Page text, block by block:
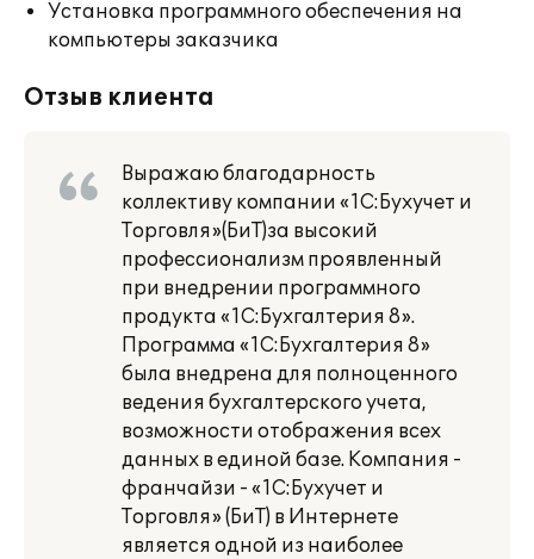
Установка программного обеспечения на
компьютеры заказчика
Отзыв клиента
Выражаю благодарность
коллективу компании «1С:Бухучет и
Торговля»(БиТ)за высокий
профессионализм проявленный
при внедрении программного
продукта «1С:Бухгалтерия 8».
Программа «1С:Бухгалтерия 8»
была внедрена для полноценного
ведения бухгалтерского учета,
возможности отображения всех
данных в единой базе. Компания -
франчайзи - «1С:Бухучет и
Торговля» (БиТ) в Интернете
является одной из наиболее